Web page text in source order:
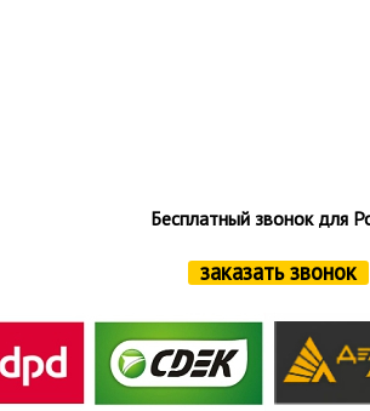
Бесплатный звонок для
заказать звонок